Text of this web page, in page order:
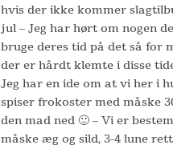
hvis der ikke kommer
jul – Jeg har hørt om nogen
bruge deres tid på det så for
der er hårdt klemte i disse
Jeg har en ide om at vi her i
spiser frokoster med måske
den mad ned 🙂 – Vi er
måske æg og sild, 3-4 lune